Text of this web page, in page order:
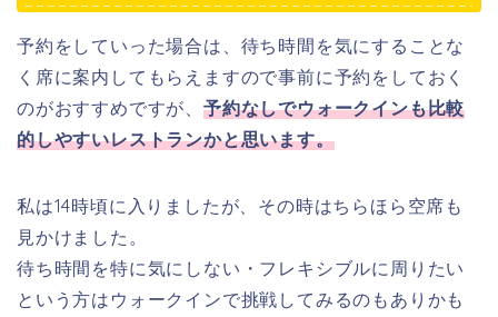
予約をしていった場合は、待ち時間を気にすることな
く席に案内してもらえますので事前に予約をしておく
のがおすすめですが、予約なしでウォークインも比較
的しやすいレストランかと思います。
私は14時頃に入りましたが、その時はちらほら空席も
見かけました。
待ち時間を特に気にしない・フレキシブルに周りたい
という方はウォークインで挑戦してみるのもありかも